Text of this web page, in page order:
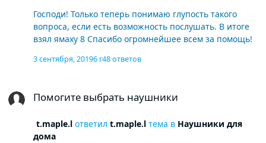
Господи! Только теперь понимаю глупость такого
вопроса, если есть возможность послушать. В итоге
взял ямаху 8 Спасибо огромнейшее всем за помощь!
3 сентября, 20196 г48 ответов
Помогите выбрать наушники
t.maple.lответил t.maple.lтема в Наушники для
дома